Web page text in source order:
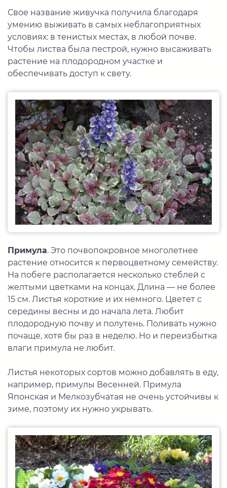
Свое название живучка получила благодаря
умению выживать в самых неблагоприятных
условиях: в тенистых местах, в любой почве.
Чтобы листва была пестрой, нужно высаживать
растение на плодородном участке и
обеспечивать доступ к свету.
Примула. Это почвопокровное многолетнее
растение относится к первоцветному семейству.
На побеге располагается несколько стеблей с
желтыми цветками на концах. Длина — не более
15 см. Листья короткие и их немного. Цветет с
середины весны и до начала лета. Любит
плодородную почву и полутень. Поливать нужно
почаще, хотя бы раз в неделю. Но и переизбытка
влаги примула не любит.
Листья некоторых сортов можно добавлять в еду,
например, примулы Весенней. Примула
Японская и Мелкозубчатая не очень устойчивы к
зиме, поэтому их нужно укрывать.